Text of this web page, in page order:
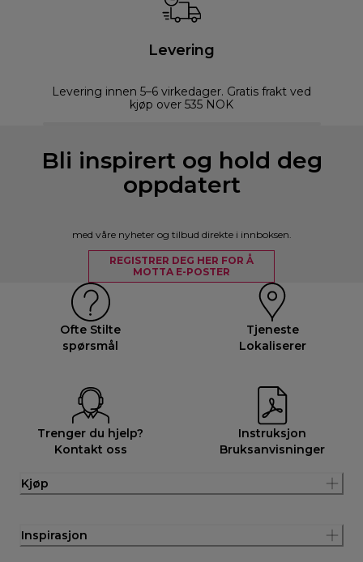
Levering
Levering innen 5–6 virkedager. Gratis frakt ved
kjøp over 535 NOK
Bli inspirert og hold deg
oppdatert
med våre nyheter og tilbud direkte i innboksen.
REGISTRER DEG HER FOR Å
MOTTA E-POSTER
Ofte Stilte
spørsmål
Tjeneste
Lokaliserer
Trenger du hjelp?
Kontakt oss
Instruksjon
Bruksanvisninger
Kjøp
Inspirasjon